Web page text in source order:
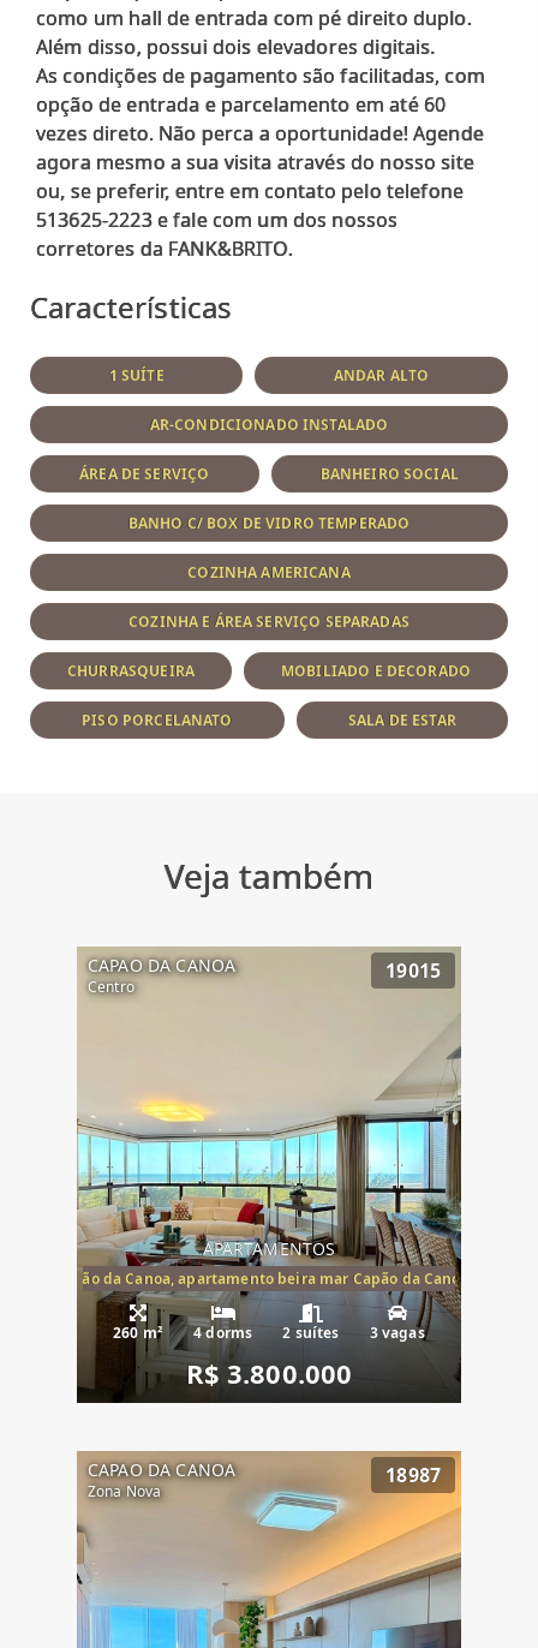
como um hall de entrada com pé direito duplo.
Além disso, possui dois elevadores digitais.
As condições de pagamento são facilitadas, com
opção de entrada e parcelamento em até 60
vezes direto. Não perca a oportunidade! Agende
agora mesmo a sua visita através do nosso site
ou, se preferir, entre em contato pelo telefone
513625-2223 e fale com um dos nossos
corretores da FANK&BRITO.
Características
1 SUÍTE ANDAR ALTO
AR-CONDICIONADO INSTALADO
ÁREA DE SERVIÇO BANHEIRO SOCIAL
BANHO C/ BOX DE VIDRO TEMPERADO
COZINHA AMERICANA
COZINHA E ÁREA SERVIÇO SEPARADAS
CHURRASQUEIRA MOBILIADO E DECORADO
PISO PORCELANATO SALA DE ESTAR
Veja também
CAPAO DA CANOA
Centro
19015
APARTAMENTOS
mar Capão da Canoa, apartamento beira mar Capão da Canoa,
260 m² 4 dorms 2 suítes 3 vagas
R$ 3.800.000
CAPAO DA CANOA
Zona Nova
18987